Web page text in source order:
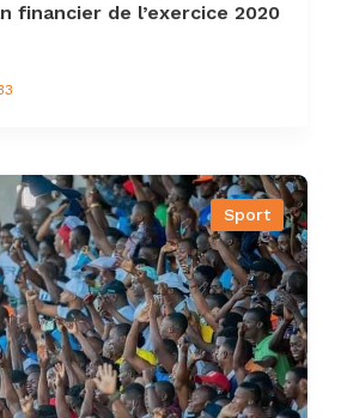
financier de l’exercice 2020
Sport